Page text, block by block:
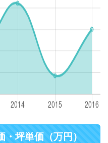
坪単価（万円）